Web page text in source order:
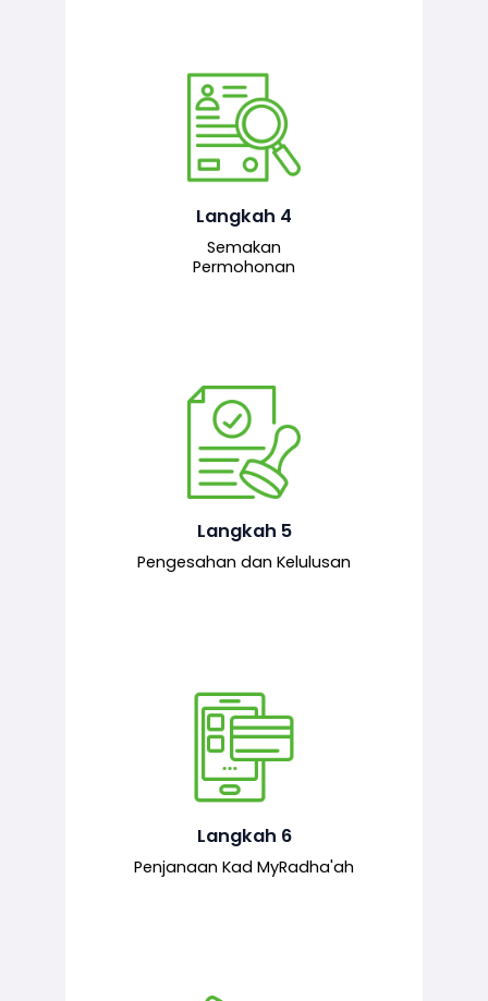
Langkah 4
Semakan
Permohonan
Pegawai penyemak menyemak
maklumat yang dikemukakan. Jika
semua maklumat adalah lengkap dan
kepada pegawai pelulus untuk
tindakan seterusnya.
Langkah 5
Pengesahan dan Kelulusan
Pegawai pelulus menilai permohonan
dan memberi pengesahan serta
kelulusan akhir sekiranya semuanya
mematuhi syarat ditetapkan.
Langkah 6
Penjanaan Kad MyRadha'ah
Setelah permohonan diluluskan, kad
MyRadha’ah akan dijana.